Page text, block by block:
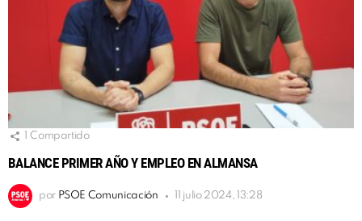
Compartido
BALANCE PRIMER AÑO Y EMPLEO EN ALMANSA
por PSOE Comunicación 11 julio 2024, 13:28